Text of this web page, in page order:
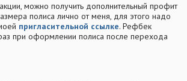
можно получить дополнительный профит
полиса лично от меня, для этого надо
пригласительной ссылке. Рефбек
при оформлении полиса после перехода